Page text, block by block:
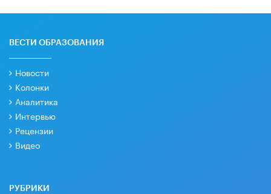
ВЕСТИ ОБРАЗОВАНИЯ
Новости
Колонки
Аналитика
Интервью
Рецензии
Видео
РУБРИКИ